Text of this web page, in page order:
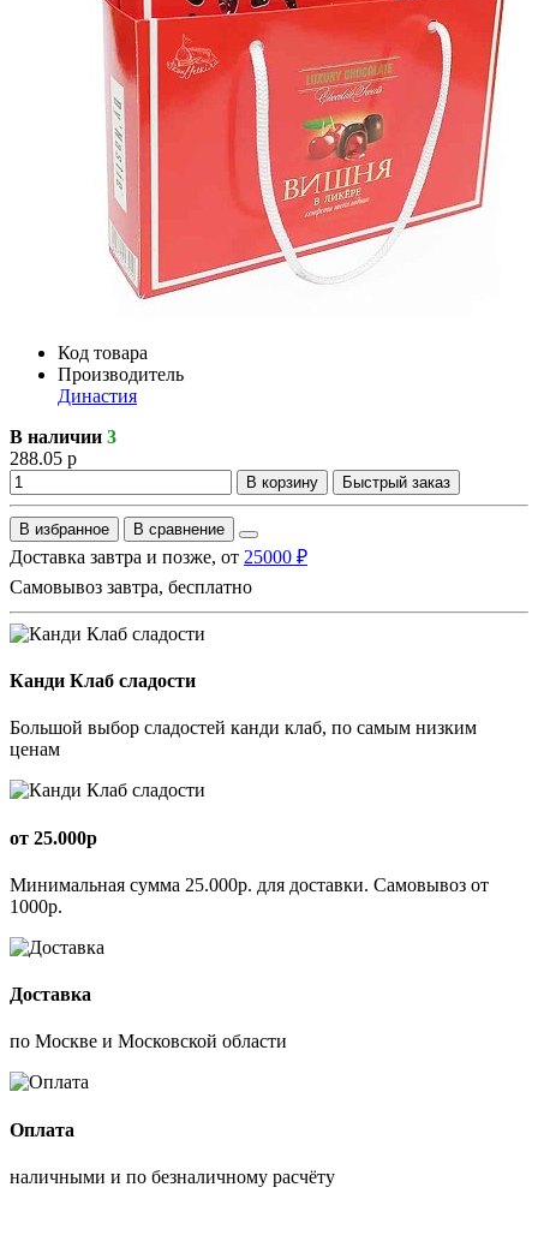
Код товара
Производитель
Династия
В наличии 3
288.05 р
В корзину Быстрый заказ
В избранное В сравнение
Доставка завтра и позже, от 25000 ₽
Самовывоз завтра, бесплатно
Канди Клаб сладости
Большой выбор сладостей канди клаб, по самым низким
ценам
от 25.000р
Минимальная сумма 25.000р. для доставки. Самовывоз от
1000р.
Доставка
по Москве и Московской области
Оплата
наличными и по безналичному расчёту